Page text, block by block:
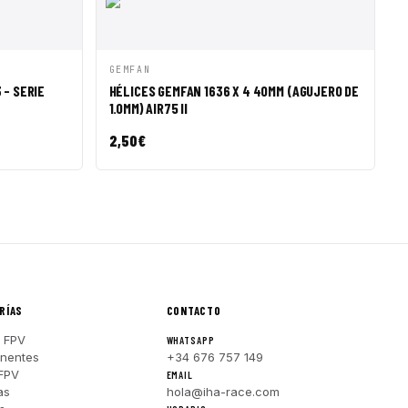
- SERIE
VISTA RÁPIDA
GEMFAN
HÉLICES GEMFAN 1636 X 4 40MM (AGUJERO DE
1.0MM) AIR75 II
2,50€
CONTACTO
WHATSAPP
+34 676 757 149
EMAIL
hola@iha-race.com